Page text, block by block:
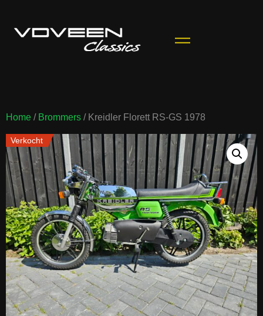
Home / Brommers / Kreidler Florett RS-GS 1978
Verkocht